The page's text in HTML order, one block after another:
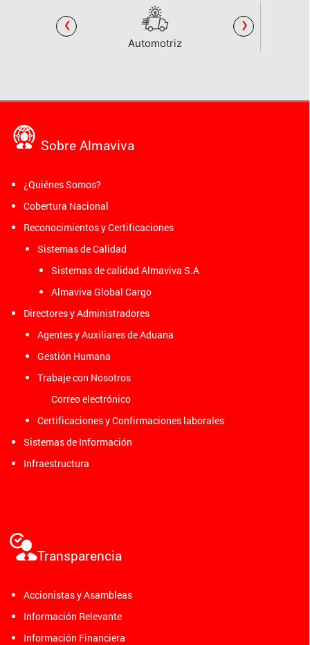
Automotriz
‹ ›
Sobre Almaviva
¿Quiénes Somos?
Cobertura Nacional
Reconocimientos y Certificaciones
Sistemas de Calidad
Sistemas de calidad Almaviva S.A
Almaviva Global Cargo
Directores y Administradores
Agentes y Auxiliares de Aduana
Gestión Humana
Trabaje con Nosotros
Correo electrónico
Certificaciones y Confirmaciones laborales
Sistemas de Información
Infraestructura
Transparencia
Accionistas y Asambleas
Información Relevante
Información Financiera